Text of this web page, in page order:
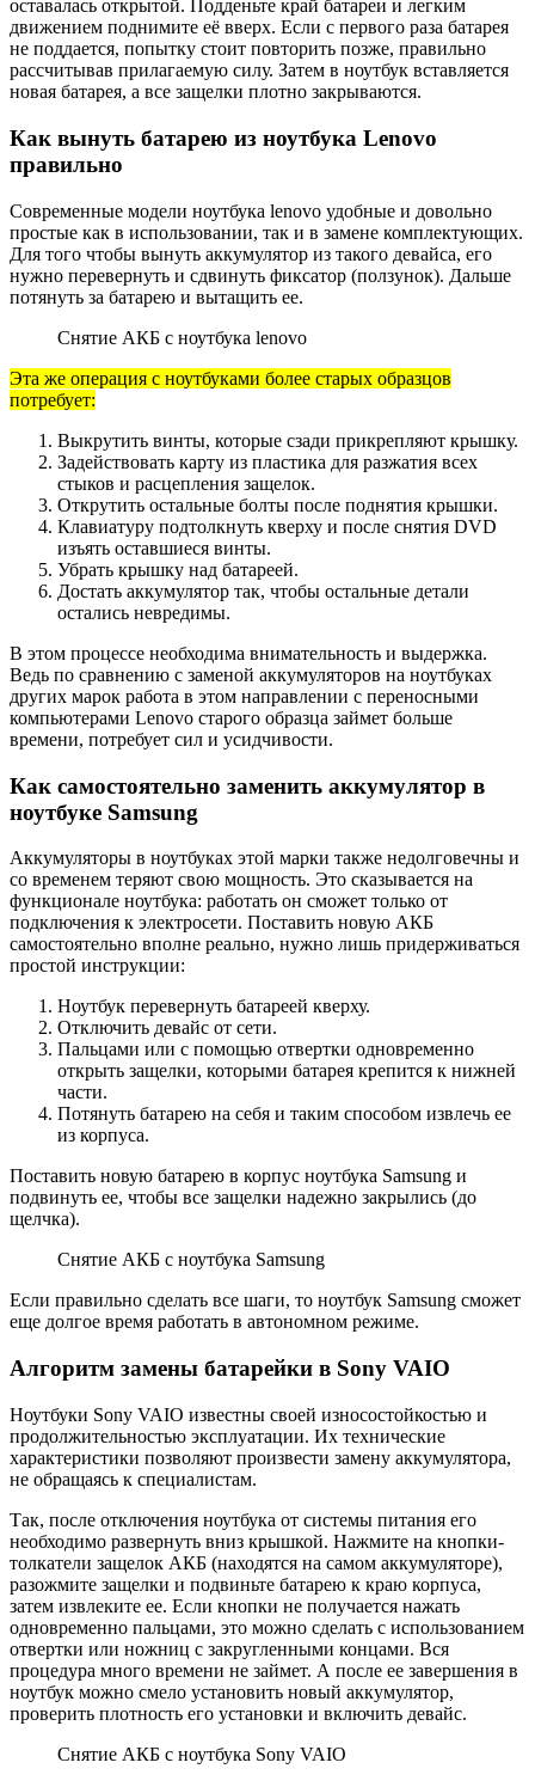
оставалась открытой. Подденьте край батареи и легким
движением поднимите её вверх. Если с первого раза батарея
не поддается, попытку стоит повторить позже, правильно
рассчитывав прилагаемую силу. Затем в ноутбук вставляется
новая батарея, а все защелки плотно закрываются.
Как вынуть батарею из ноутбука Lenovo
правильно
Современные модели ноутбука lenovo удобные и довольно
простые как в использовании, так и в замене комплектующих.
Для того чтобы вынуть аккумулятор из такого девайса, его
нужно перевернуть и сдвинуть фиксатор (ползунок). Дальше
потянуть за батарею и вытащить ее.
Снятие АКБ с ноутбука lenovo
Эта же операция с ноутбуками более старых образцов
потребует:
Выкрутить винты, которые сзади прикрепляют крышку.
Задействовать карту из пластика для разжатия всех
стыков и расцепления защелок.
Открутить остальные болты после поднятия крышки.
Клавиатуру подтолкнуть кверху и после снятия DVD
изъять оставшиеся винты.
Убрать крышку над батареей.
Достать аккумулятор так, чтобы остальные детали
остались невредимы.
В этом процессе необходима внимательность и выдержка.
Ведь по сравнению с заменой аккумуляторов на ноутбуках
других марок работа в этом направлении с переносными
компьютерами Lenovo старого образца займет больше
времени, потребует сил и усидчивости.
Как самостоятельно заменить аккумулятор в
ноутбуке Samsung
Аккумуляторы в ноутбуках этой марки также недолговечны и
со временем теряют свою мощность. Это сказывается на
функционале ноутбука: работать он сможет только от
подключения к электросети. Поставить новую АКБ
самостоятельно вполне реально, нужно лишь придерживаться
простой инструкции:
Ноутбук перевернуть батареей кверху.
Отключить девайс от сети.
Пальцами или с помощью отвертки одновременно
открыть защелки, которыми батарея крепится к нижней
части.
Потянуть батарею на себя и таким способом извлечь ее
из корпуса.
Поставить новую батарею в корпус ноутбука Samsung и
подвинуть ее, чтобы все защелки надежно закрылись (до
щелчка).
Снятие АКБ с ноутбука Samsung
Если правильно сделать все шаги, то ноутбук Samsung сможет
еще долгое время работать в автономном режиме.
Алгоритм замены батарейки в Sony VAIO
Ноутбуки Sony VAIO известны своей износостойкостью и
продолжительностью эксплуатации. Их технические
характеристики позволяют произвести замену аккумулятора,
не обращаясь к специалистам.
Так, после отключения ноутбука от системы питания его
необходимо развернуть вниз крышкой. Нажмите на кнопки-
толкатели защелок АКБ (находятся на самом аккумуляторе),
разожмите защелки и подвиньте батарею к краю корпуса,
затем извлеките ее. Если кнопки не получается нажать
одновременно пальцами, это можно сделать с использованием
отвертки или ножниц с закругленными концами. Вся
процедура много времени не займет. А после ее завершения в
ноутбук можно смело установить новый аккумулятор,
проверить плотность его установки и включить девайс.
Снятие АКБ с ноутбука Sony VAIO